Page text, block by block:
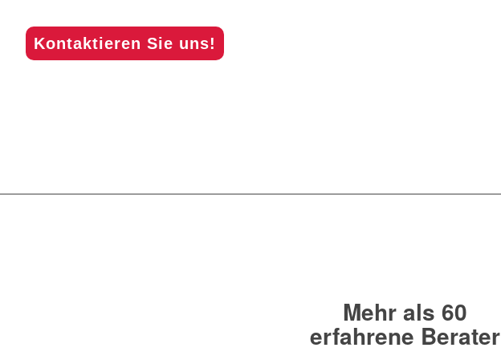
Kontaktieren Sie uns!
Mehr als 60
erfahrene Berater